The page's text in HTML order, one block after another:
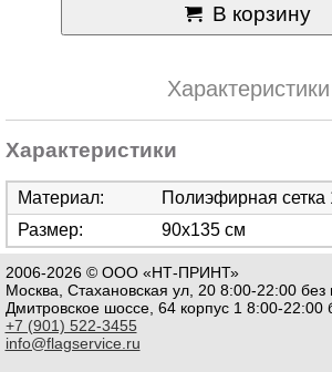
В корзину
Характеристики
Характеристики
Материал:
Полиэфирная сетка
Размер:
90х135 см
2006-2026 © ООО «НТ-ПРИНТ»
Москва, Стахановская ул, 20 8:00-22:00 без
Дмитровское шоссе, 64 корпус 1 8:00-22:00
+7 (901) 522-3455
info@flagservice.ru